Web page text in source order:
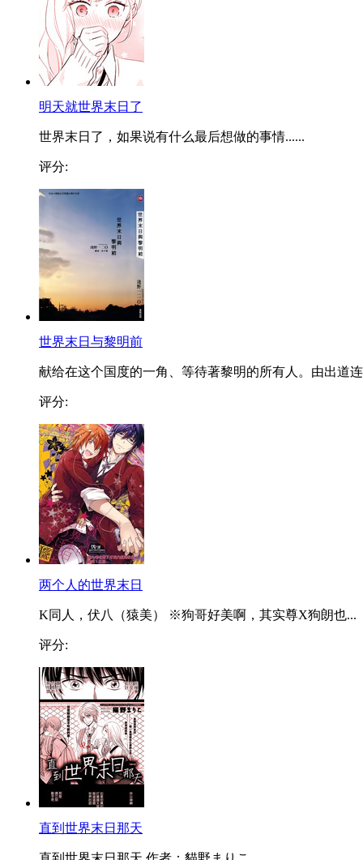
明天就世界末日了
世界末日了，如果说有什么最后想做的事情......
评分:
世界末日与黎明前
献给在这个国度的一角、等待著黎明的所有人。由出道
评分:
两个人的世界末日
K同人，伏八（猿美） ※狗哥好美啊，其实尊X狗朗也...
评分:
直到世界末日那天